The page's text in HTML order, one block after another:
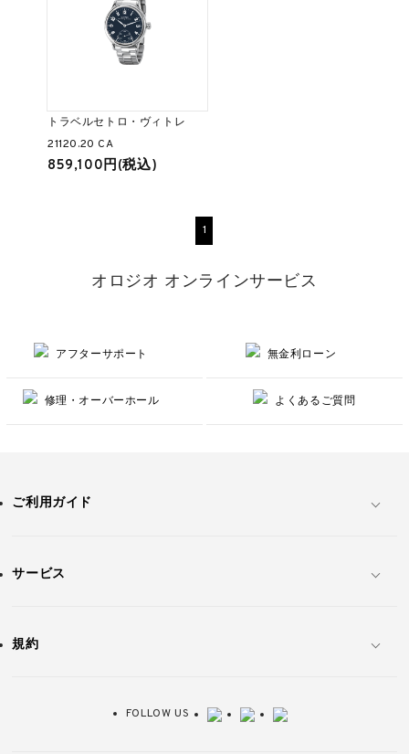
トラベルセトロ・ヴィトレ
21120.20 CA
859,100円(税込)
1
オロジオ オンラインサービス
アフターサポート 無金利ローン
修理・オーバーホール よくあるご質問
ご利用ガイド
サービス
規約
FOLLOW US